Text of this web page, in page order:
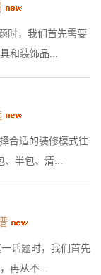
时，我们首先需要
和装饰品...
合适的装修模式往
半包、清...
一话题时，我们首先
再从不...